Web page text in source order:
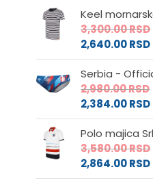
Keel
3,300.00RSD
2,640.00RSD
Serbia -
2,980.00RSD
2,384.00RSD
Polo majica
3,580.00RSD
2,864.00RSD